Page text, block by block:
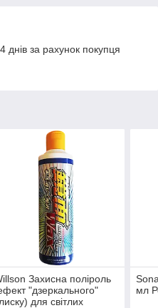
за рахунок покупця
Захисна поліроль
"дзеркального"
для світлих
мл